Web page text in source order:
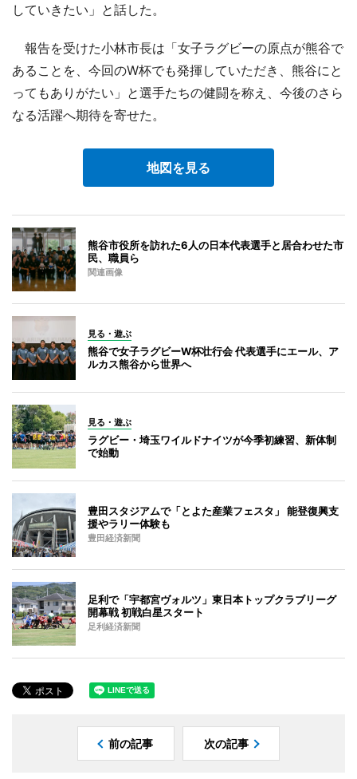
していきたい」と話した。
報告を受けた小林市長は「女子ラグビーの原点が熊谷で
あることを、今回のW杯でも発揮していただき、熊谷にと
ってもありがたい」と選手たちの健闘を称え、今後のさら
なる活躍へ期待を寄せた。
地図を見る
熊谷市役所を訪れた6人の日本代表選手と居合わせた市
民、職員ら
関連画像
見る・遊ぶ
熊谷で女子ラグビーW杯壮行会 代表選手にエール、ア
ルカス熊谷から世界へ
見る・遊ぶ
ラグビー・埼玉ワイルドナイツが今季初練習、新体制
で始動
豊田スタジアムで「とよた産業フェスタ」 能登復興支
援やラリー体験も
豊田経済新聞
足利で「宇都宮ヴォルツ」東日本トップクラブリーグ
開幕戦 初戦白星スタート
足利経済新聞
前の記事 次の記事